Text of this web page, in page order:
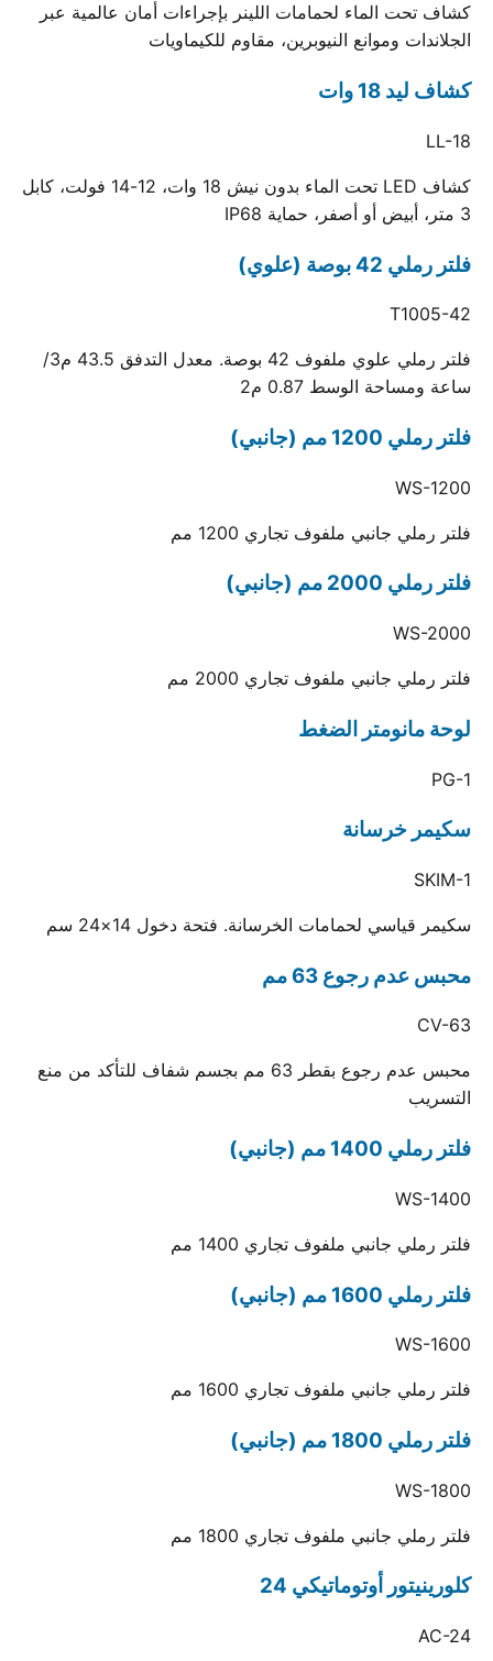
كشاف تحت الماء لحمامات اللينر بإجراءات أمان عالمية عبر
الجلاندات وموانع النيوبرين، مقاوم للكيماويات
كشاف ليد 18 وات
LL-18
كشاف LED تحت الماء بدون نيش 18 وات، 12-14 فولت، كابل
3 متر، أبيض أو أصفر، حماية IP68
فلتر رملي 42 بوصة (علوي)
T1005-42
فلتر رملي علوي ملفوف 42 بوصة. معدل التدفق 43.5 م3/
ساعة ومساحة الوسط 0.87 م2
فلتر رملي 1200 مم (جانبي)
WS-1200
فلتر رملي جانبي ملفوف تجاري 1200 مم
فلتر رملي 2000 مم (جانبي)
WS-2000
فلتر رملي جانبي ملفوف تجاري 2000 مم
لوحة مانومتر الضغط
PG-1
سكيمر خرسانة
SKIM-1
سكيمر قياسي لحمامات الخرسانة. فتحة دخول 14×24 سم
محبس عدم رجوع 63 مم
CV-63
محبس عدم رجوع بقطر 63 مم بجسم شفاف للتأكد من منع
التسريب
فلتر رملي 1400 مم (جانبي)
WS-1400
فلتر رملي جانبي ملفوف تجاري 1400 مم
فلتر رملي 1600 مم (جانبي)
WS-1600
فلتر رملي جانبي ملفوف تجاري 1600 مم
فلتر رملي 1800 مم (جانبي)
WS-1800
فلتر رملي جانبي ملفوف تجاري 1800 مم
كلورينيتور أوتوماتيكي 24
AC-24